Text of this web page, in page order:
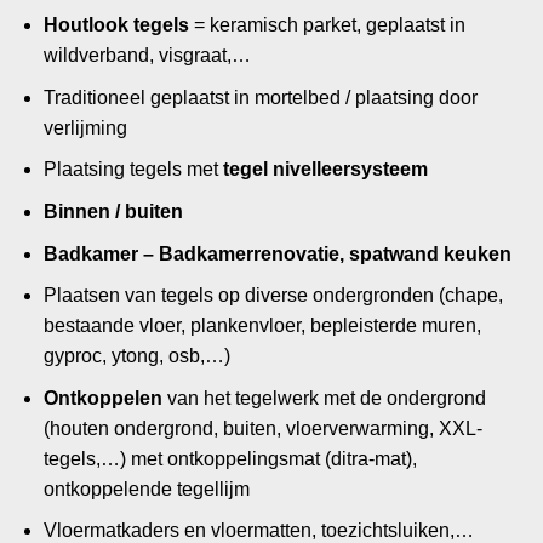
Houtlook tegels= keramisch parket, geplaatst in
wildverband, visgraat,…
Traditioneel geplaatst in mortelbed / plaatsing door
verlijming
Plaatsing tegels mettegel nivelleersysteem
Binnen / buiten
Badkamer – Badkamerrenovatie, spatwand keuken
Plaatsen van tegels op diverse ondergronden (chape,
bestaande vloer, plankenvloer, bepleisterde muren,
gyproc, ytong, osb,…)
Ontkoppelen van het tegelwerk met de ondergrond
(houten ondergrond, buiten, vloerverwarming, XXL-
tegels,…) met ontkoppelingsmat (ditra-mat),
ontkoppelende tegellijm
Vloermatkaders en vloermatten, toezichtsluiken,…